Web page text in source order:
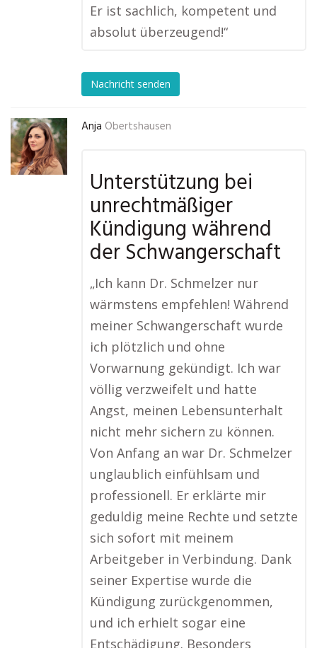
Er ist sachlich, kompetent und
absolut überzeugend!“
Nachricht senden
Anja Obertshausen
Unterstützung bei
unrechtmäßiger
Kündigung während
der Schwangerschaft
„Ich kann Dr. Schmelzer nur
wärmstens empfehlen! Während
meiner Schwangerschaft wurde
ich plötzlich und ohne
Vorwarnung gekündigt. Ich war
völlig verzweifelt und hatte
Angst, meinen Lebensunterhalt
nicht mehr sichern zu können.
Von Anfang an war Dr. Schmelzer
unglaublich einfühlsam und
professionell. Er erklärte mir
geduldig meine Rechte und setzte
sich sofort mit meinem
Arbeitgeber in Verbindung. Dank
seiner Expertise wurde die
Kündigung zurückgenommen,
und ich erhielt sogar eine
Entschädigung. Besonders